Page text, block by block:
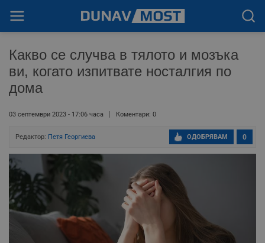
Какво се случва в тялото и мозъка
ви, когато изпитвате носталгия по
дома
03 септември 2023 - 17:06 часа Коментари: 0
Редактор: Петя Георгиева 0
ОДОБРЯВАМ